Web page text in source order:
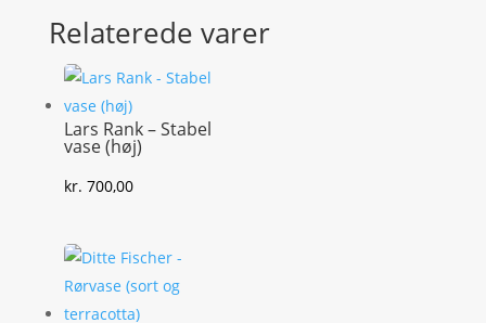
Relaterede varer
Lars Rank – Stabel
vase (høj)
kr. 700,00